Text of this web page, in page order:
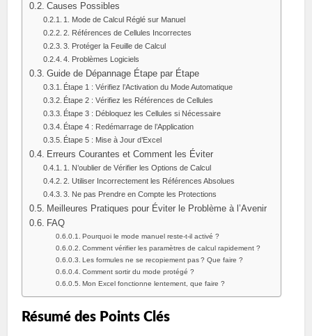
Causes Possibles
1. Mode de Calcul Réglé sur Manuel
2. Références de Cellules Incorrectes
3. Protéger la Feuille de Calcul
4. Problèmes Logiciels
Guide de Dépannage Étape par Étape
Étape 1 : Vérifiez l’Activation du Mode Automatique
Étape 2 : Vérifiez les Références de Cellules
Étape 3 : Débloquez les Cellules si Nécessaire
Étape 4 : Redémarrage de l’Application
Étape 5 : Mise à Jour d’Excel
Erreurs Courantes et Comment les Éviter
1. N’oublier de Vérifier les Options de Calcul
2. Utiliser Incorrectement les Références Absolues
3. Ne pas Prendre en Compte les Protections
Meilleures Pratiques pour Éviter le Problème à l’Avenir
FAQ
Pourquoi le mode manuel reste-t-il activé ?
Comment vérifier les paramètres de calcul rapidement ?
Les formules ne se recopiement pas ? Que faire ?
Comment sortir du mode protégé ?
Mon Excel fonctionne lentement, que faire ?
Résumé des Points Clés